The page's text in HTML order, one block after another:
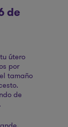
de
útero
por
tamaño
de